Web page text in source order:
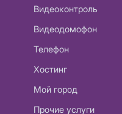
Видеоконтроль
Видеодомофон
Телефон
Хостинг
Мой город
Прочие услуги